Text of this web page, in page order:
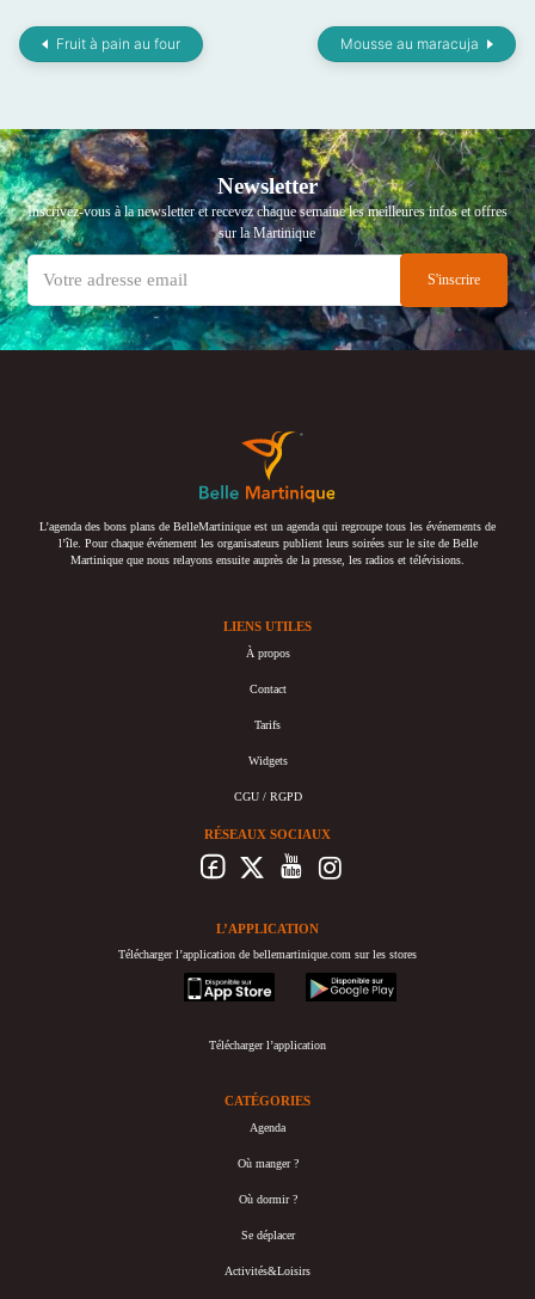
Fruit à pain au four Mousse au maracuja
Newsletter
Inscrivez-vous à la newsletter et recevez chaque semaine les meilleures infos et offres
sur la Martinique
L’agenda des bons plans de BelleMartinique est un agenda qui regroupe tous les événements de
l’île. Pour chaque événement les organisateurs publient leurs soirées sur le site de Belle
Martinique que nous relayons ensuite auprès de la presse, les radios et télévisions.
LIENS UTILES
À propos
Contact
Tarifs
Widgets
CGU / RGPD
RÉSEAUX SOCIAUX
L’APPLICATION
Télécharger l’application de bellemartinique.com sur les stores
appstore
googleplay
Télécharger l’application
CATÉGORIES
Agenda
Où manger ?
Où dormir ?
Se déplacer
Activités&Loisirs